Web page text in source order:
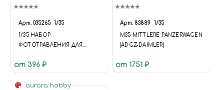
Арт. 035265 1/35
1/35 НАБОР
ФОТОТРАВЛЕНИЯ ДЛЯ
ICM
от 396 ₽
Арт. 83889 1/35
M35 MITTLERE PANZERWAGEN
(ADGZ-DAIMLER)
от 1751 ₽
aurora hobby